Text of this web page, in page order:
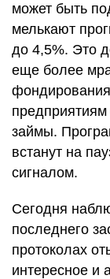
может быть
мелькают
до 4,5%. Это
еще более
фондирования
займы.
встанут на
сигналом.
Сегодня
последнего
протоколах
интересное и